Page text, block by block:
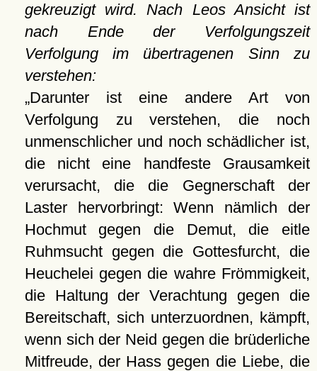
gekreuzigt wird. Nach Leos Ansicht ist
nach Ende der Verfolgungszeit
Verfolgung im übertragenen Sinn zu
verstehen:
Darunter ist eine andere Art von
Verfolgung zu verstehen, die noch
unmenschlicher und noch schädlicher ist,
die nicht eine handfeste Grausamkeit
verursacht, die die Gegnerschaft der
Laster hervorbringt: Wenn nämlich der
Hochmut gegen die Demut, die eitle
Ruhmsucht gegen die Gottesfurcht, die
Heuchelei gegen die wahre Frömmigkeit,
die Haltung der Verachtung gegen die
Bereitschaft, sich unterzuordnen, kämpft,
wenn sich der Neid gegen die brüderliche
Mitfreude, der Hass gegen die Liebe, die